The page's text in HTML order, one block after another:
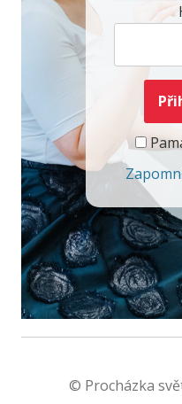
© Procházka